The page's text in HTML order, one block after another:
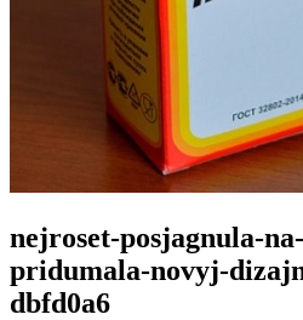
nejroset-posjagnula-
pridumala-novyj-
dbfd0a6